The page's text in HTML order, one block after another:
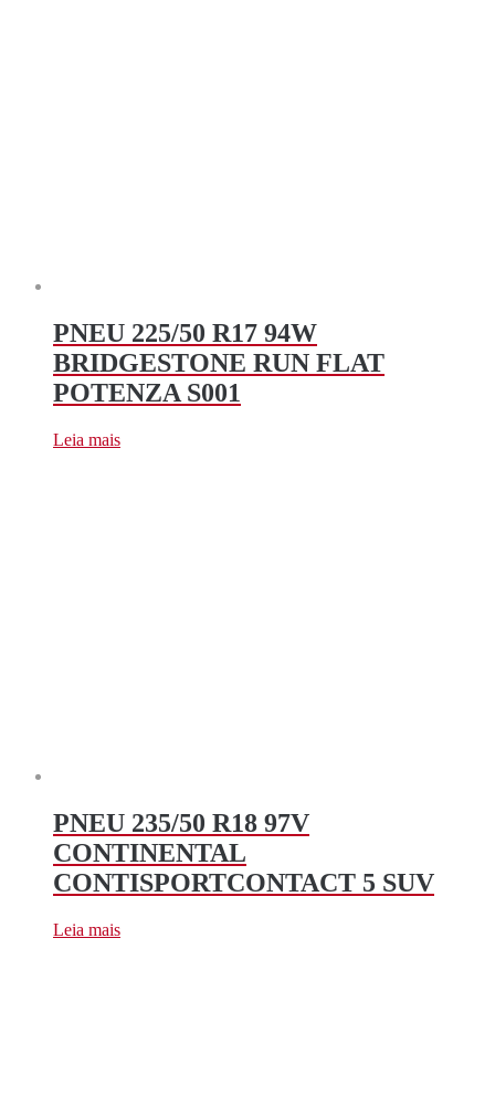
PNEU 225/50 R17 94W
BRIDGESTONE RUN FLAT
POTENZA S001
Leia mais
PNEU 235/50 R18 97V
CONTINENTAL
CONTISPORTCONTACT 5 SUV
Leia mais